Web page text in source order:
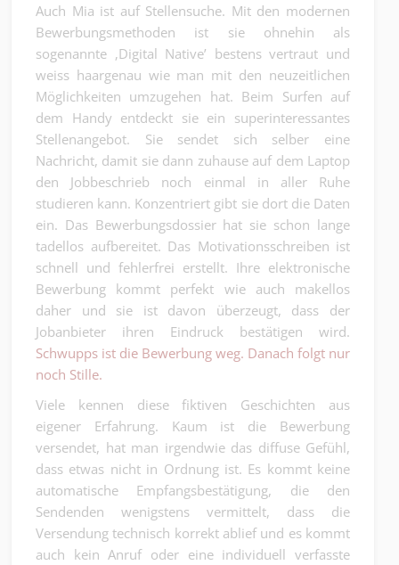
Auch Mia ist auf Stellensuche. Mit den modernen
Bewerbungsmethoden ist sie ohnehin als
sogenannte ‚Digital Native’ bestens vertraut und
weiss haargenau wie man mit den neuzeitlichen
Möglichkeiten umzugehen hat. Beim Surfen auf
dem Handy entdeckt sie ein superinteressantes
Stellenangebot. Sie sendet sich selber eine
Nachricht, damit sie dann zuhause auf dem Laptop
den Jobbeschrieb noch einmal in aller Ruhe
studieren kann. Konzentriert gibt sie dort die Daten
ein. Das Bewerbungsdossier hat sie schon lange
tadellos aufbereitet. Das Motivationsschreiben ist
schnell und fehlerfrei erstellt. Ihre elektronische
Bewerbung kommt perfekt wie auch makellos
daher und sie ist davon überzeugt, dass der
Jobanbieter ihren Eindruck bestätigen wird.
Schwupps ist die Bewerbung weg. Danach folgt nur
noch Stille.
Viele kennen diese fiktiven Geschichten aus
eigener Erfahrung. Kaum ist die Bewerbung
versendet, hat man irgendwie das diffuse Gefühl,
dass etwas nicht in Ordnung ist. Es kommt keine
automatische Empfangsbestätigung, die den
Sendenden wenigstens vermittelt, dass die
Versendung technisch korrekt ablief und es kommt
auch kein Anruf oder eine individuell verfasste